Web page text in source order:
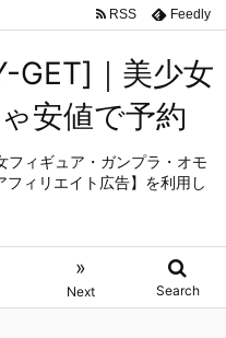
GET]｜美少女
安値で予約
フィギュア・ガンプラ・オモ
ィリエイト広告】を利用し
»
Next Search
RSS Feedly